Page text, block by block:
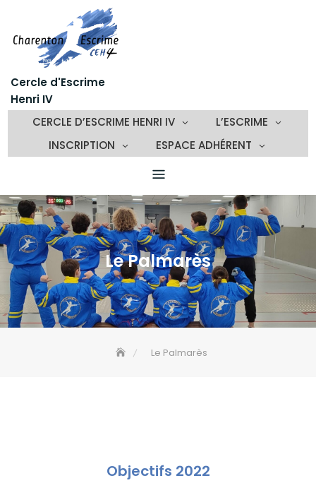
content
Cercle d'Escrime
Henri IV
CERCLE D’ESCRIME HENRI IV
L’ESCRIME
INSCRIPTION
ESPACE ADHÉRENT
Le Palmarès
Le Palmarès
Objectifs 2022